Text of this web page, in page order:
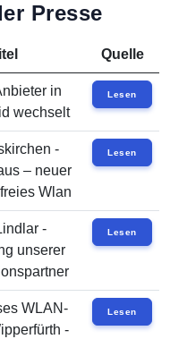
Presse
Quelle
in
wechselt
Lesen
-
– neuer
Wlan
Lesen
-
unserer
Lesen
WLAN-
-
Lesen